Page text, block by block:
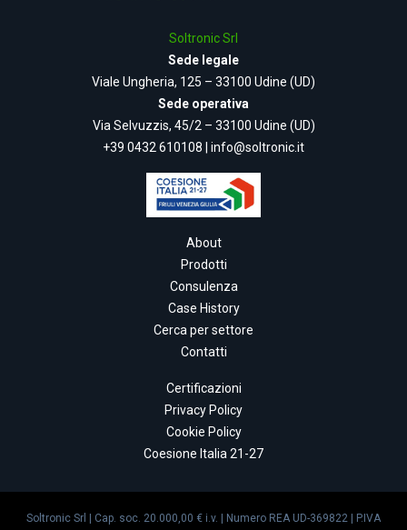
Soltronic Srl
Sede legale
Viale Ungheria, 125 – 33100 Udine (UD)
Sede operativa
Via Selvuzzis, 45/2 – 33100 Udine (UD)
+39 0432 610108
info@soltronic.it
About
Prodotti
Consulenza
Case History
Cerca per settore
Contatti
Certificazioni
Privacy Policy
Cookie Policy
Coesione Italia 21-27
Soltronic Srl | Cap. soc. 20.000,00 € i.v. | Numero REA UD-369822 | P.IVA